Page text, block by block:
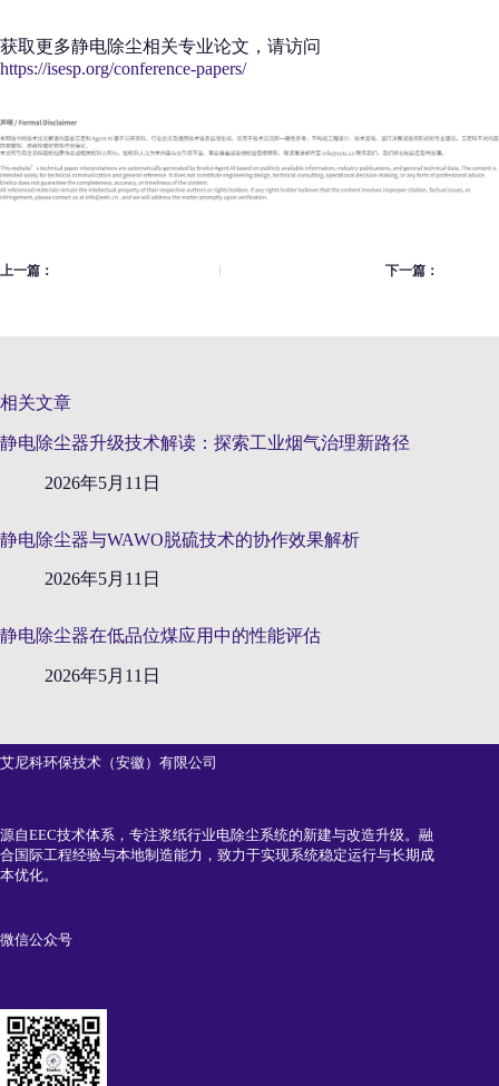
获取更多静电除尘相关专业论文，请访问
https://isesp.org/conference-papers/
上一篇： 下一篇：
相关文章
静电除尘器升级技术解读：探索工业烟气治理新路径
2026年5月11日
静电除尘器与WAWO脱硫技术的协作效果解析
2026年5月11日
静电除尘器在低品位煤应用中的性能评估
2026年5月11日
艾尼科环保技术（安徽）有限公司
源自EEC技术体系，专注浆纸行业电除尘系统的新建与改造升级。融
合国际工程经验与本地制造能力，致力于实现系统稳定运行与长期成
本优化。
微信公众号